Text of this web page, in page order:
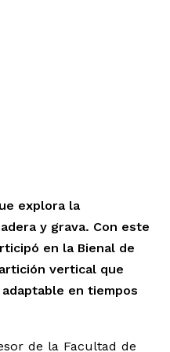
explora la
y grava. Con este
en la Bienal de
vertical que
en tiempos
de la Facultad de